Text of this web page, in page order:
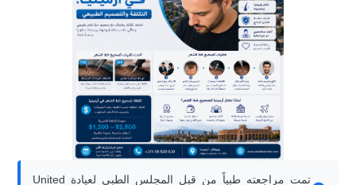
تمت مراجعته طبياً من قبل المجلس الطبي لعيادة United